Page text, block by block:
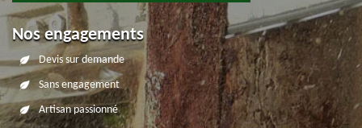
Nos engagements
Devis sur demande
Sans engagement
Artisan passionné